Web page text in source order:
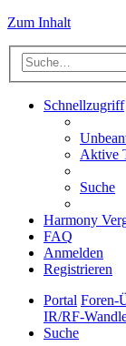
Zum Inhalt
Schnellzugriff
Aktive
Suche
Harmony
FAQ
Anmelden
Registrieren
Portal Foren-
IR/RF-
Suche